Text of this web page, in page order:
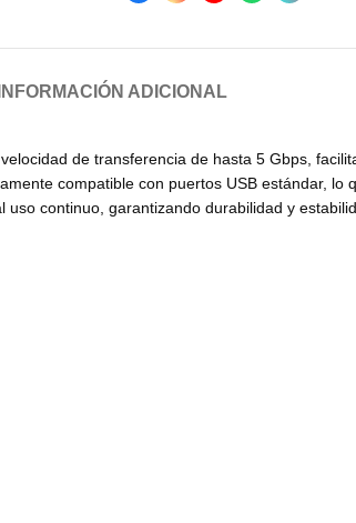
INFORMACIÓN ADICIONAL
de transferencia de hasta 5 Gbps,
compatible con puertos USB estándar, lo
continuo, garantizando durabilidad y